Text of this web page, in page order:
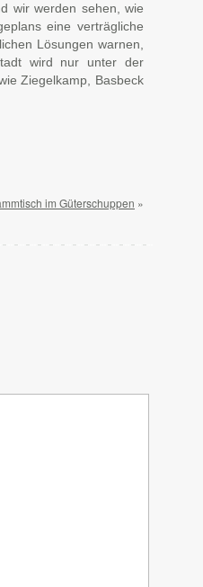
wir werden sehen, wie
eine verträgliche
Lösungen warnen,
wird nur unter der
Ziegelkamp, Basbeck
im Güterschuppen »